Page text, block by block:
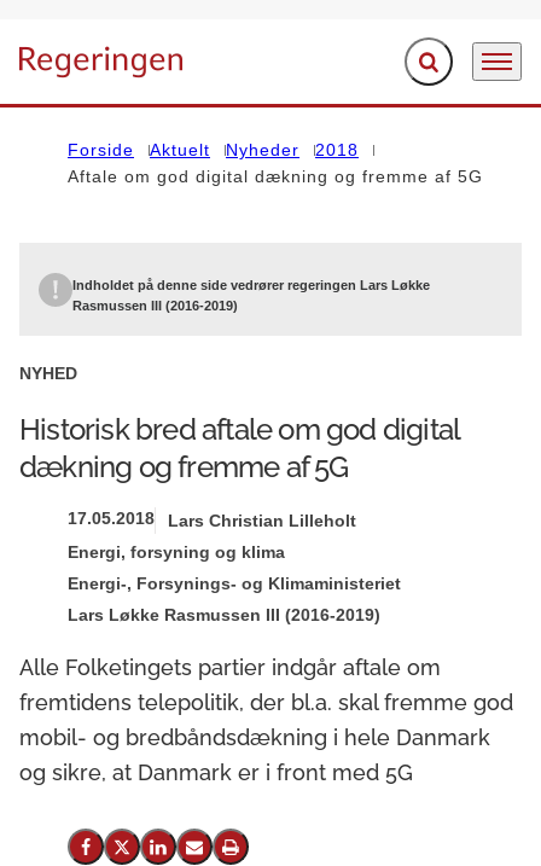
Gå til forsiden Fold søgefelt ud
Menu
Forside Aktuelt Nyheder
2018
Aftale om god digital dækning og fremme af 5G
Indholdet på denne side vedrører regeringen Lars Løkke
Rasmussen III (2016-2019)
NYHED
Historisk bred aftale om god digital
dækning og fremme af 5G
17.05.2018
Lars Christian Lilleholt
Energi, forsyning og klima
Energi-, Forsynings- og Klimaministeriet
Lars Løkke Rasmussen III (2016-2019)
Alle Folketingets partier indgår aftale om
fremtidens telepolitik, der bl.a. skal fremme god
mobil- og bredbåndsdækning i hele Danmark
og sikre, at Danmark er i front med 5G
Del på Facebook
Del på X (Twitter)
Del på LinkedIn
Send email
Print